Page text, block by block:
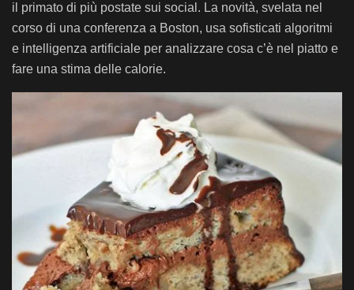
il primato di più postate sui social. La novità, svelata nel
corso di una conferenza a Boston, usa sofisticati algoritmi
e intelligenza artificiale per analizzare cosa c’è nel piatto e
fare una stima delle calorie.